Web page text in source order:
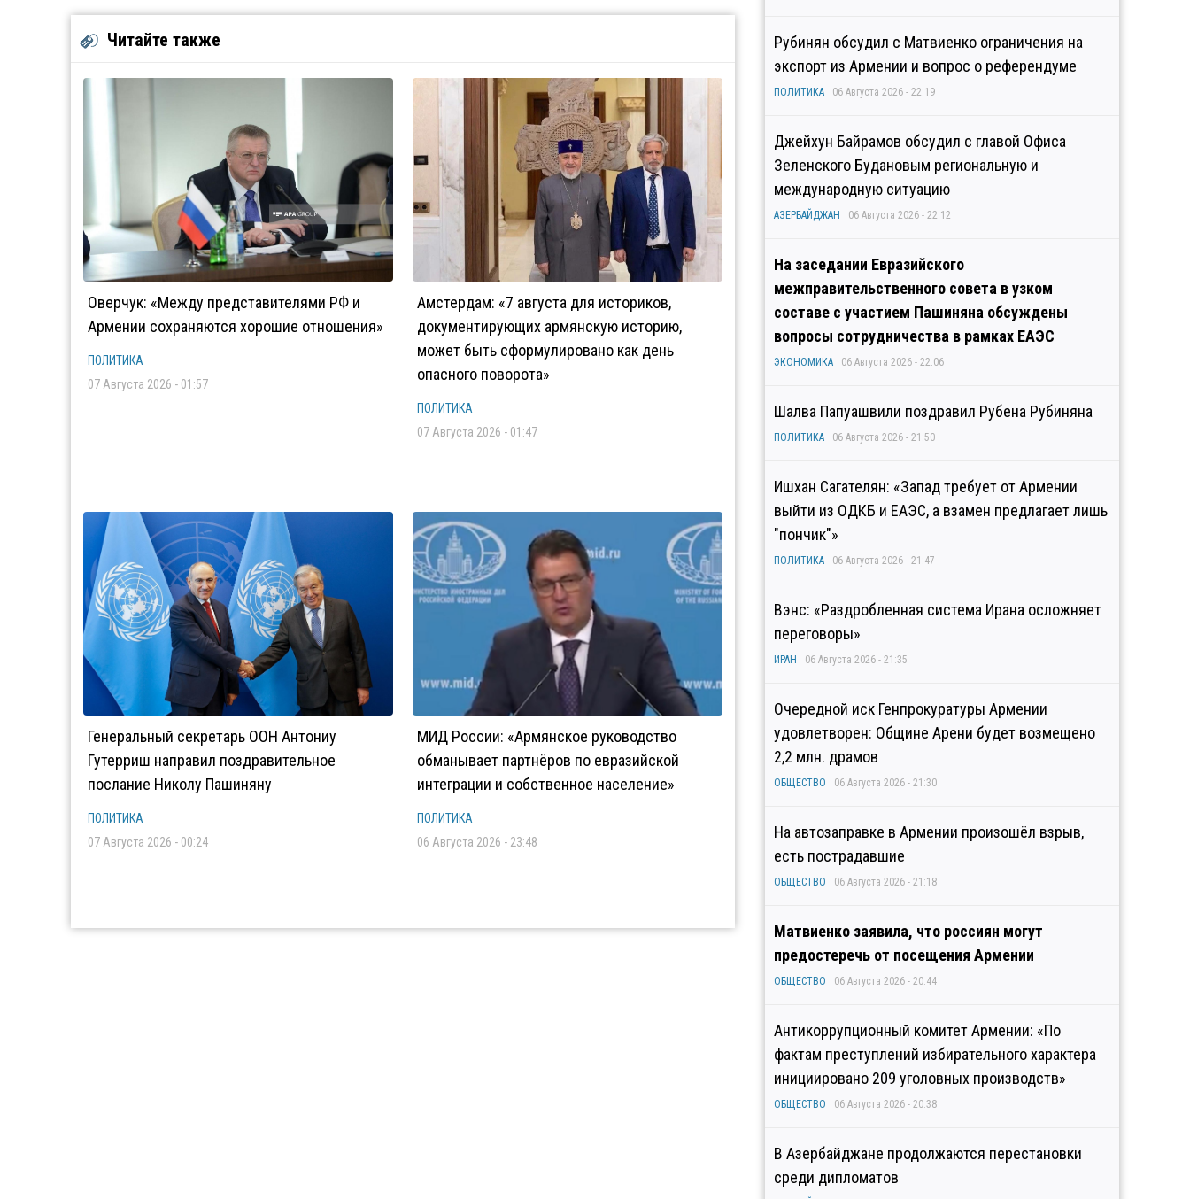
Читайте также
Оверчук: «Между представителями РФ и
Армении сохраняются хорошие отношения»
ПОЛИТИКА
07 Августа 2026 - 01:57
Амстердам: «7 августа для историков,
документирующих армянскую историю,
может быть сформулировано как день
опасного поворота»
ПОЛИТИКА
07 Августа 2026 - 01:47
Генеральный секретарь ООН Антониу
Гутерриш направил поздравительное
послание Николу Пашиняну
ПОЛИТИКА
07 Августа 2026 - 00:24
МИД России: «Армянское руководство
обманывает партнёров по евразийской
интеграции и собственное население»
ПОЛИТИКА
06 Августа 2026 - 23:48
Рубинян обсудил с Матвиенко ограничения на
экспорт из Армении и вопрос о референдуме
ПОЛИТИКА 06 Августа 2026 - 22:19
Джейхун Байрамов обсудил с главой Офиса
Зеленского Будановым региональную и
международную ситуацию
АЗЕРБАЙДЖАН 06 Августа 2026 - 22:12
На заседании Евразийского
межправительственного совета в узком
составе с участием Пашиняна обсуждены
вопросы сотрудничества в рамках ЕАЭС
ЭКОНОМИКА 06 Августа 2026 - 22:06
Шалва Папуашвили поздравил Рубена Рубиняна
ПОЛИТИКА 06 Августа 2026 - 21:50
Ишхан Сагателян: «Запад требует от Армении
выйти из ОДКБ и ЕАЭС, а взамен предлагает лишь
"пончик"»
ПОЛИТИКА 06 Августа 2026 - 21:47
Вэнс: «Раздробленная система Ирана осложняет
переговоры»
ИРАН 06 Августа 2026 - 21:35
Очередной иск Генпрокуратуры Армении
удовлетворен: Общине Арени будет возмещено
2,2 млн. драмов
ОБЩЕСТВО 06 Августа 2026 - 21:30
На автозаправке в Армении произошёл взрыв,
есть пострадавшие
ОБЩЕСТВО 06 Августа 2026 - 21:18
Матвиенко заявила, что россиян могут
предостеречь от посещения Армении
ОБЩЕСТВО 06 Августа 2026 - 20:44
Антикоррупционный комитет Армении: «По
фактам преступлений избирательного характера
инициировано 209 уголовных производств»
ОБЩЕСТВО 06 Августа 2026 - 20:38
В Азербайджане продолжаются перестановки
среди дипломатов